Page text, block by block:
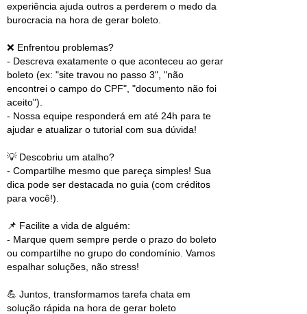
experiência ajuda outros a perderem o medo da
burocracia na hora de gerar boleto.
❌ Enfrentou problemas?
- Descreva exatamente o que aconteceu ao gerar
boleto (ex: "site travou no passo 3", "não
encontrei o campo do CPF", "documento não foi
aceito").
- Nossa equipe responderá em até 24h para te
ajudar e atualizar o tutorial com sua dúvida!
💡 Descobriu um atalho?
- Compartilhe mesmo que pareça simples! Sua
dica pode ser destacada no guia (com créditos
para você!).
📌 Facilite a vida de alguém:
- Marque quem sempre perde o prazo do boleto
ou compartilhe no grupo do condomínio. Vamos
espalhar soluções, não stress!
💪 Juntos, transformamos tarefa chata em
solução rápida na hora de gerar boleto